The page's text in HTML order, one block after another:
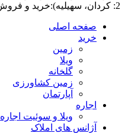
2: کردان، سهیلیه):خرید و فروش ،رهن و اجاره
صفحه اصلی
خرید
زمین
ویلا
گلخانه
زمین کشاورزی
آپارتمان
اجاره
ویلا و سوئیت اجاره
آژانس های املاک